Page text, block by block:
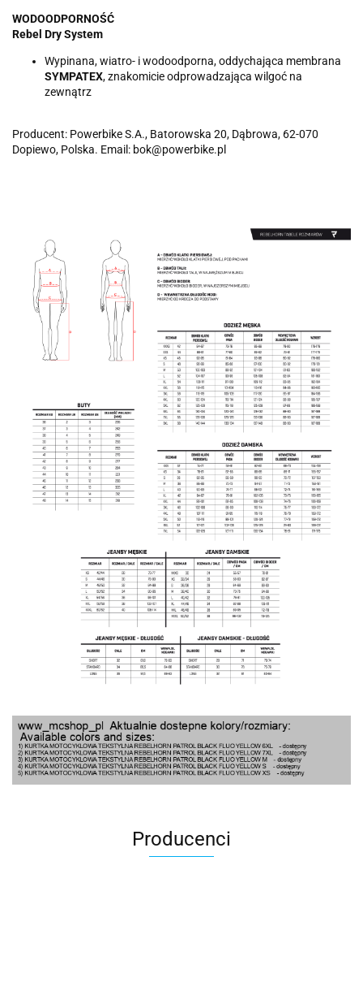
WODOODPORNOŚĆ
Rebel Dry System
Wypinana, wiatro- i wodoodporna, oddychająca membrana
SYMPATEX, znakomicie odprowadzająca wilgoć na
zewnątrz
Producent: Powerbike S.A., Batorowska 20, Dąbrowa, 62-070
Dopiewo, Polska. Email: bok@powerbike.pl
Producenci